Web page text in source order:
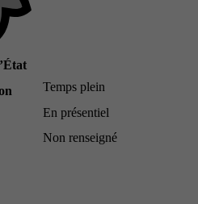
Temps plein
En présentiel
Non renseigné